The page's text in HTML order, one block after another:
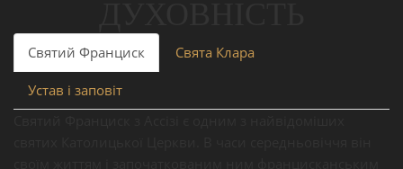
Святий Франциск Свята Клара
Устав і заповіт